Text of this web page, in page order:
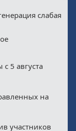
слабая
5 августа
на
участников